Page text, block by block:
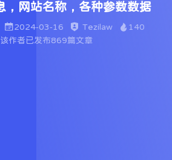
，网站名称，各种参数数据
2024-03-16 Tezilaw
140
该作者已发布869篇文章